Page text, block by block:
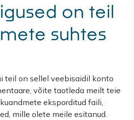
on teil
suhtes
teil on sellel veebisaidil konto
võite taotleda meilt teie
eksporditud faili,
mille olete meile esitanud.